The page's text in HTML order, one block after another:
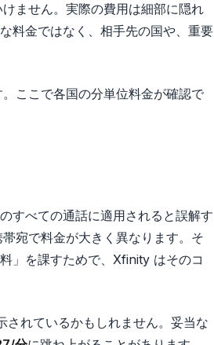
ません。実際の費用は細部に隠れ
料金ではなく、相手先の国や、重要
ここで各国の分単位料金が確認で
すべての通話に適用されると誤解す
宛で料金が大きく異なります。そ
」を課すためで、Xfinity はそのコ
されているかもしれません。妥当な